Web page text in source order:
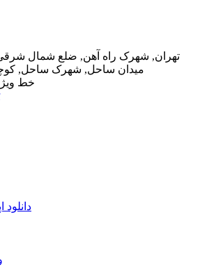
تهران, شهرک راه آهن, ضلع شمال شرقی
میدان ساحل, شهرک ساحل, کوچه
خط
دانلود